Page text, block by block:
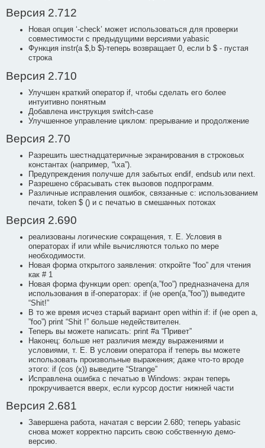
Версия 2.712
Новая опция ‘-check’ может использоваться для проверки
совместимости с предыдущими версиями yabasic
Функция instr(a $,b $)-теперь возвращает 0, если b $ - пустая
строка
Версия 2.710
Улучшен краткий оператор if, чтобы сделать его более
интуитивно понятным
Добавлена инструкция switch-case
Улучшенное управление циклом: прерывание и продолжение
Версия 2.70
Разрешить шестнадцатеричные экранирования в строковых
константах (например, “\xa”).
Предупреждения получше для забытых endif, endsub или next.
Разрешено сбрасывать стек вызовов подпрограмм.
Различные исправления ошибок, связанные с: использованием
печати, token $ () и с печатью в смешанных потоках
Версия 2.690
реализованы логические сокращения, т. Е. Условия в
операторах if или while вычисляются только по мере
необходимости.
Новая форма открытого заявления: откройте “foo” для чтения
как # 1
Новая форма функции open: open(a,”foo”) предназначена для
использования в if-операторах: if (не open(a,”foo”)) выведите
“Shit!”
В то же время исчез старый вариант open within if: if (не open a,
”foo”) print “Shit !” больше недействителен.
Теперь вы можете написать: print #a “Привет”
Наконец: больше нет различия между выражениями и
условиями, т. Е. В условии оператора if теперь вы можете
использовать произвольные выражения; даже что-то вроде
этого: if (cos (x)) выведите “Strange”
Исправлена ошибка с печатью в Windows: экран теперь
прокручивается вверх, если курсор достиг нижней части
Версия 2.681
Завершена работа, начатая с версии 2.680; теперь yabasic
снова может корректно парсить свою собственную демо-
версию.